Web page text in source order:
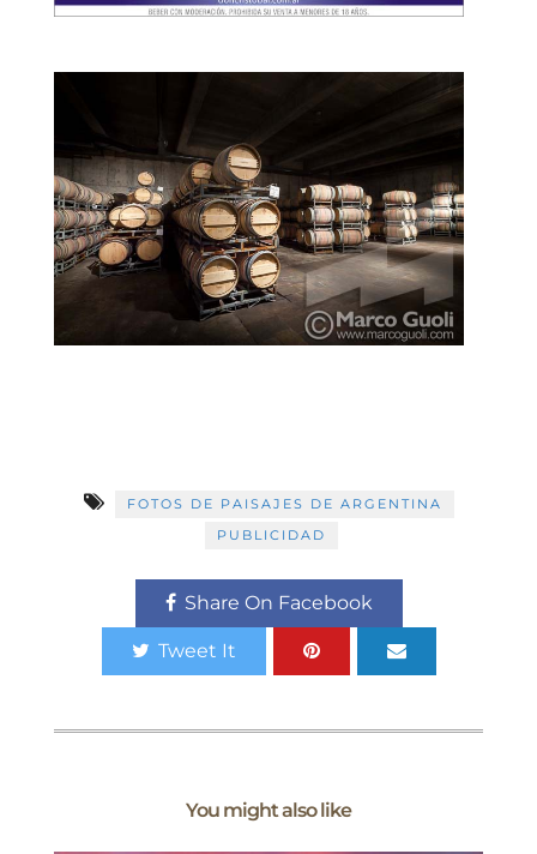
FOTOS DE PAISAJES DE ARGENTINA
PUBLICIDAD
Share On Facebook
Tweet It
You might also like